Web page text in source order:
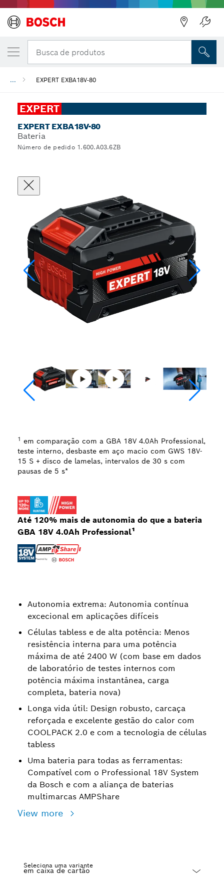
Busca de produtos
... EXPERT EXBA18V-80
EXPERT
EXPERT EXBA18V-80
Bateria
Número de pedido 1.600.A03.6ZB
Até 120% mais de autonomia do que a bateria
GBA 18V 4.0Ah Professional¹
Autonomia extrema: Autonomia contínua
excecional em aplicações difíceis
Células tabless e de alta potência: Menos
resistência interna para uma potência
máxima de até 2400 W (com base em dados
de laboratório de testes internos com
potência máxima instantânea, carga
completa, bateria nova)
Longa vida útil: Design robusto, carcaça
reforçada e excelente gestão do calor com
COOLPACK 2.0 e com a tecnologia de células
tabless
Uma bateria para todas as ferramentas:
Compatível com o Professional 18V System
da Bosch e com a aliança de baterias
multimarcas AMPShare
View more
1 em comparação com a GBA 18V 4.0Ah Professional,
teste interno, desbaste em aço macio com GWS 18V-
15 S + disco de lamelas, intervalos de 30 s com
pausas de 5 s*
Seleciona uma variante